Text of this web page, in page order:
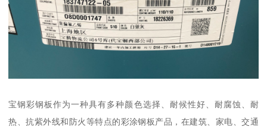
宝钢彩钢板作为一种具有多种颜色选择、耐候性好、耐腐蚀、耐
热、抗紫外线和防火等特点的彩涂钢板产品，在建筑、家电、交通